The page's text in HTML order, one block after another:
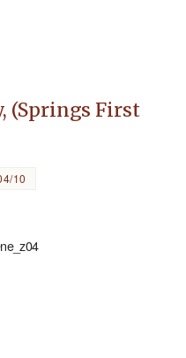
(Springs First
10